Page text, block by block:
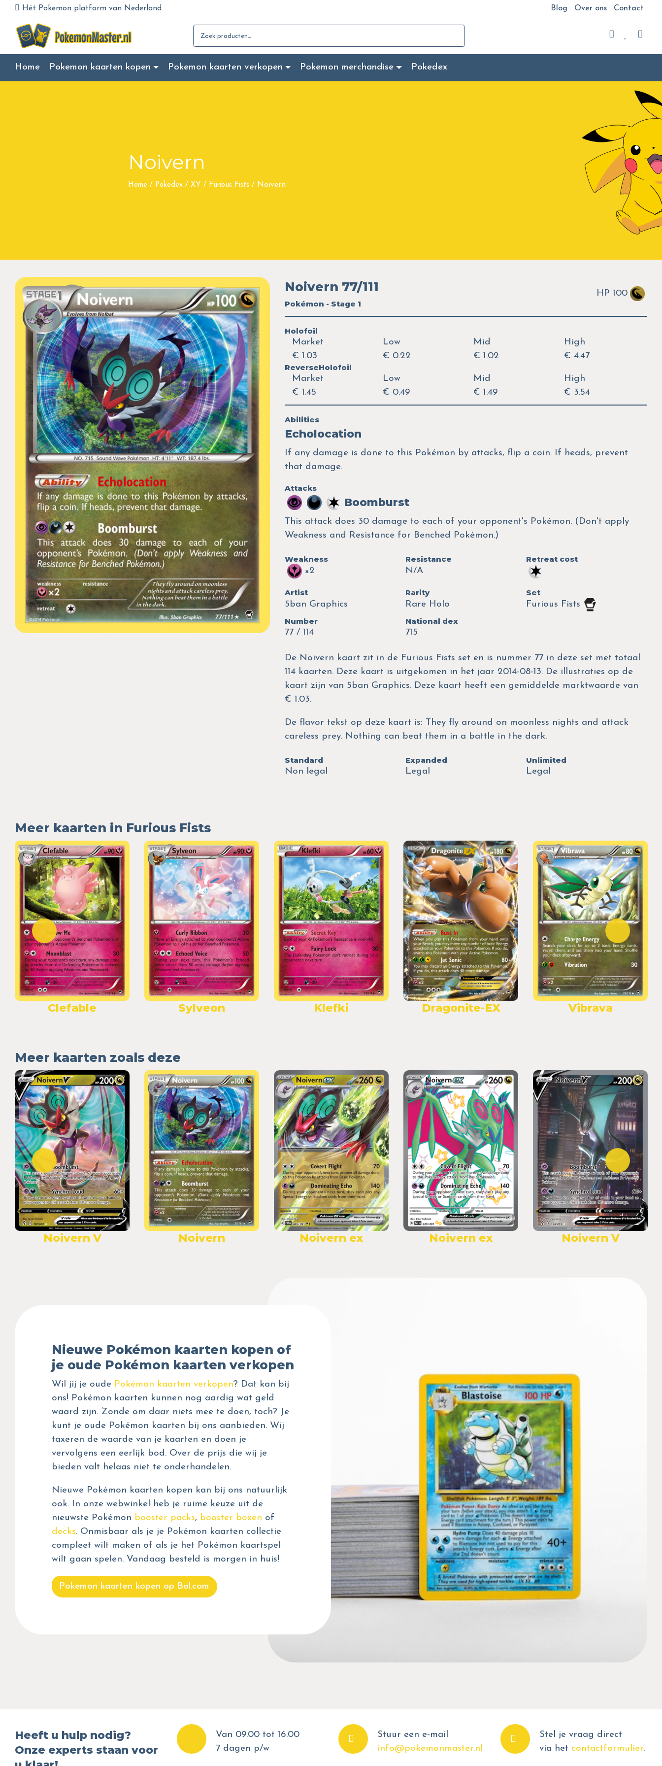
Hét Pokemon platform van Nederland Blog Over ons Contact
Search for:
Home Pokemon kaarten kopen Pokemon kaarten verkopen Pokemon merchandise Pokedex
Noivern
Home / Pokedex / XY / Furious Fists / Noivern
Noivern 77/111
Pokémon - Stage 1
HP 100
Holofoil
Market
€ 1.03
Low
€ 0.22
Mid
€ 1.02
High
€ 4.47
ReverseHolofoil
Market
€ 1.45
Low
€ 0.49
Mid
€ 1.49
High
€ 3.54
Abilities
Echolocation
If any damage is done to this Pokémon by attacks, flip a coin. If heads, prevent
that damage.
Attacks
Boomburst
This attack does 30 damage to each of your opponent's Pokémon. (Don't apply
Weakness and Resistance for Benched Pokémon.)
Weakness
×2
Resistance
N/A
Retreat cost
Artist
5ban Graphics
Rarity
Rare Holo
Set
Furious Fists
Number
77 / 114
National dex
715
De Noivern kaart zit in de Furious Fists set en is nummer 77 in deze set met totaal
114 kaarten. Deze kaart is uitgekomen in het jaar 2014-08-13. De illustraties op de
kaart zijn van 5ban Graphics. Deze kaart heeft een gemiddelde marktwaarde van
€ 1.03.
De flavor tekst op deze kaart is: They fly around on moonless nights and attack
careless prey. Nothing can beat them in a battle in the dark.
Standard
Non legal
Expanded
Legal
Unlimited
Legal
Meer kaarten in Furious Fists
Clefable Sylveon Klefki Dragonite-EX Vibrava
Meer kaarten zoals deze
Noivern V Noivern Noivern ex Noivern ex Noivern V
Nieuwe Pokémon kaarten kopen of
je oude Pokémon kaarten verkopen
Wil jij je oude Pokémon kaarten verkopen? Dat kan bij
ons! Pokémon kaarten kunnen nog aardig wat geld
waard zijn. Zonde om daar niets mee te doen, toch? Je
kunt je oude Pokémon kaarten bij ons aanbieden. Wij
taxeren de waarde van je kaarten en doen je
vervolgens een eerlijk bod. Over de prijs die wij je
bieden valt helaas niet te onderhandelen.
Nieuwe Pokémon kaarten kopen kan bij ons natuurlijk
ook. In onze webwinkel heb je ruime keuze uit de
nieuwste Pokémon booster packs, booster boxen of
decks. Onmisbaar als je je Pokémon kaarten collectie
compleet wilt maken of als je het Pokémon kaartspel
wilt gaan spelen. Vandaag besteld is morgen in huis!
Pokemon kaarten kopen op Bol.com
Heeft u hulp nodig?
Onze experts staan voor
Van 09.00 tot 16.00
7 dagen p/w
Stuur een e-mail
info@pokemonmaster.nl
Stel je vraag direct
via het contactformulier.